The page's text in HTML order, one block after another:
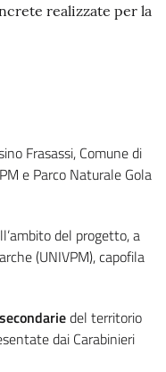
realizzate per la
Frasassi, Comune di
e Parco Naturale Gola
del progetto, a
(UNIVPM), capofila
del territorio
dai Carabinieri